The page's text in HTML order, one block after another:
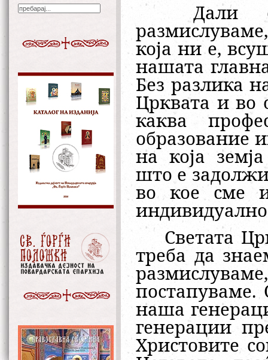
Дали
која ни е,
нашата
Без разлика
Црквата и во
каква
образование
на која
што е
во кое сме
индивидуално
Светата
треба да
наша
генерации
Христовите